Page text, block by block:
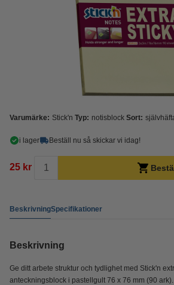
Varumärke: Stick'n Typ: notisblock Sort:
i lager Beställ nu så skickar vi idag!
25 kr
BeskrivningSpecifikationer
Beskrivning
Ge ditt arbete struktur och tydlighet med Stick'n
anteckningsblock i pastellgult 76 x 76 mm (90